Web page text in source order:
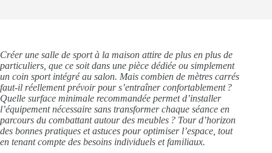
Créer une salle de sport à la maison attire de plus en plus de
particuliers, que ce soit dans une pièce dédiée ou simplement
un coin sport intégré au salon. Mais combien de mètres carrés
faut-il réellement prévoir pour s’entraîner confortablement ?
Quelle surface minimale recommandée permet d’installer
l’équipement nécessaire sans transformer chaque séance en
parcours du combattant autour des meubles ? Tour d’horizon
des bonnes pratiques et astuces pour optimiser l’espace, tout
en tenant compte des besoins individuels et familiaux.